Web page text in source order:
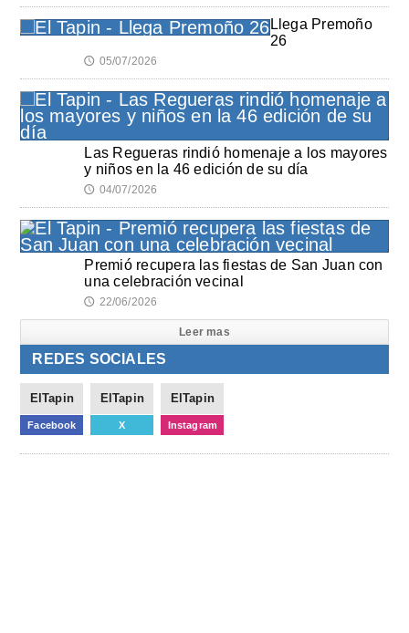
Llega Premoño
26
🕔 05/07/2026
Las Regueras rindió homenaje a los mayores
y niños en la 46 edición de su día
🕔 04/07/2026
Premió recupera las fiestas de San Juan con
una celebración vecinal
🕔 22/06/2026
Leer mas
REDES SOCIALES
ElTapin
Facebook
ElTapin
X
ElTapin
Instagram